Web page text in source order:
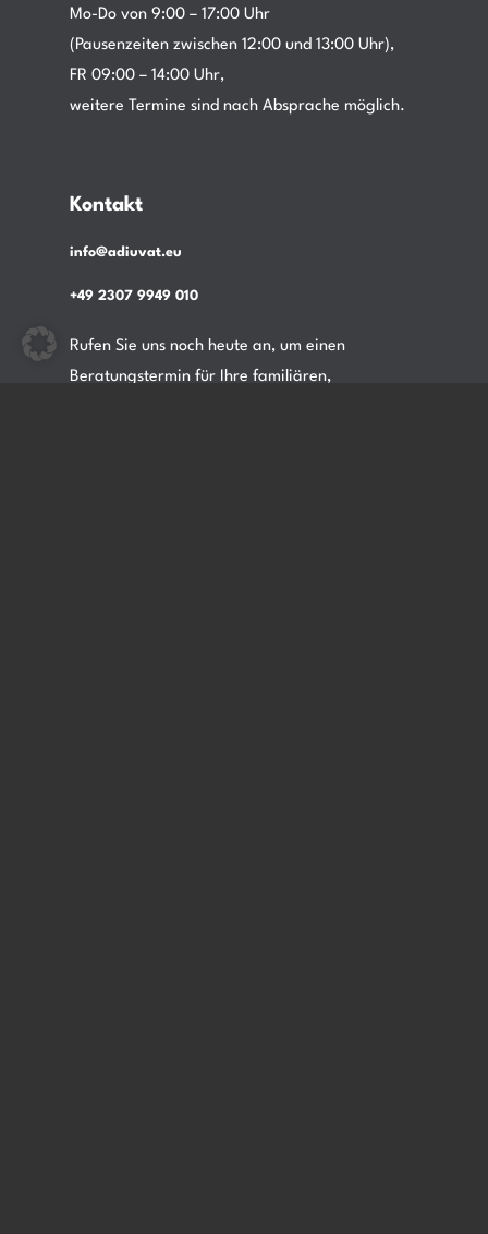
Mo-Do von 9:00 – 17:00 Uhr
(Pausenzeiten zwischen 12:00 und 13:00 Uhr),
FR 09:00 – 14:00 Uhr,
weitere Termine sind nach Absprache möglich.
Kontakt
info@adiuvat.eu
+49 2307 9949 010
Rufen Sie uns noch heute an, um einen
Beratungstermin für Ihre familiären,